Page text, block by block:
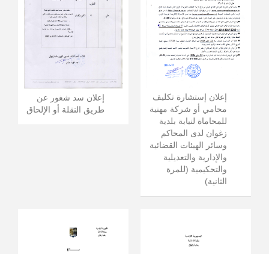
إعلان سد شغور عن
طريق النقلة أو الإلحاق
إعلان إستشارة تكليف
محامي أو شركة مهنية
للمحاماة لنيابة بلدية
زغوان لدى المحاكم
وسائر الهيئات القضائية
والإدارية والتعديلية
والتحكيمية (للمرة
الثانية)